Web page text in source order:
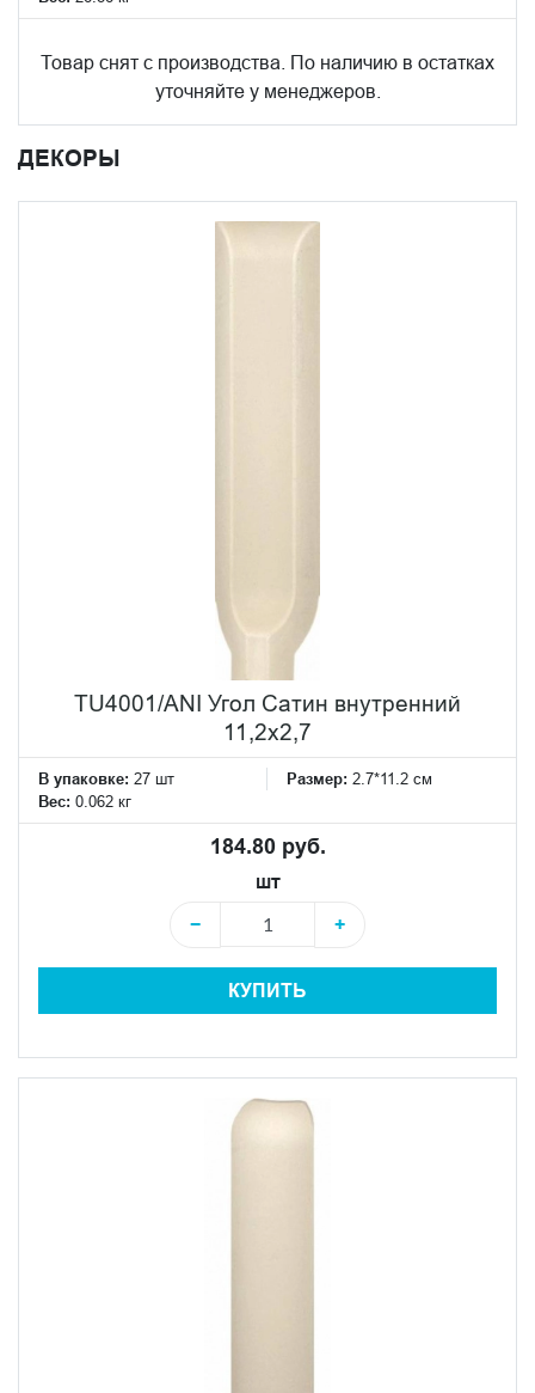
Товар снят с производства. По наличию в остатках
уточняйте у менеджеров.
ДЕКОРЫ
TU4001/ANI Угол Сатин внутренний
11,2x2,7
В упаковке: 27 шт Размер: 2.7*11.2 см
Вес: 0.062 кг
184.80 руб.
шт
−
+
КУПИТЬ